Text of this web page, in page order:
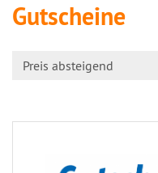
Gutscheine
Preis absteigend